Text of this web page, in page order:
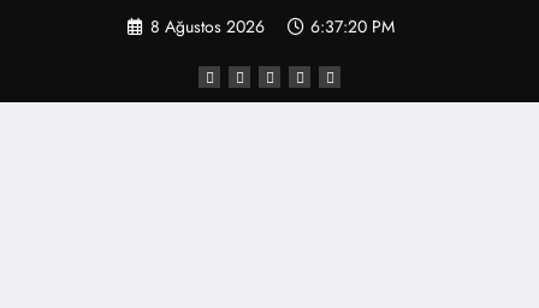
8 Ağustos 2026 6:37:20 PM